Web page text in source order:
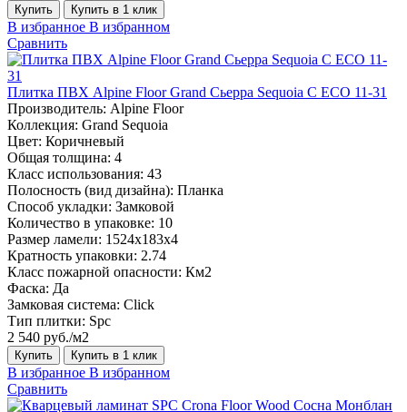
Купить Купить в 1 клик
В избранное В избранном
Сравнить
Плитка ПВХ Alpine Floor Grand Сьерра Sequoia С ECO 11-31
Производитель: Alpine Floor
Коллекция: Grand Sequoia
Цвет: Коричневый
Общая толщина: 4
Класс использования: 43
Полосность (вид дизайна): Планка
Способ укладки: Замковой
Количество в упаковке: 10
Размер ламели: 1524х183х4
Кратность упаковки: 2.74
Класс пожарной опасности: Км2
Фаска: Да
Замковая система: Click
Тип плитки: Spc
2 540 руб./м2
Купить Купить в 1 клик
В избранное В избранном
Сравнить